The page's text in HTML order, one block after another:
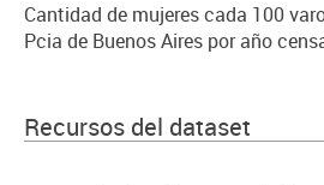
Cantidad de mujeres cada 100
Pcia de Buenos Aires por año
Recursos del dataset